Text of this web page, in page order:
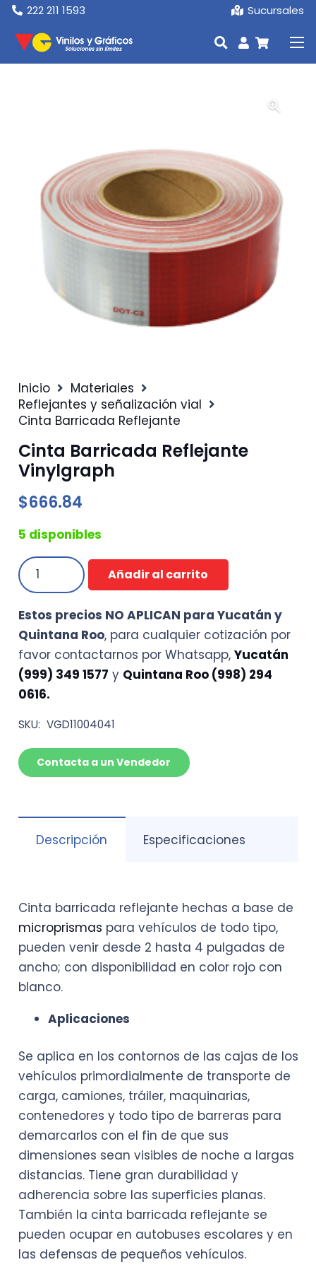
222 211 1593 Sucursales
Inicio
Materiales
Reflejantes y señalización vial
Cinta Barricada Reflejante
Cinta Barricada Reflejante
Vinylgraph
$666.84
5 disponibles
Cinta
Barricada
Vinylgraph
cantidad
Añadir al carrito
Estos precios NO APLICAN para Yucatán y
Quintana Roo, para cualquier cotización por
favor contactarnos por Whatsapp, Yucatán
(999) 349 1577 y Quintana Roo (998) 294
0616.
SKU: VGD11004041
Contacta a un Vendedor
Descripción Especificaciones
Cinta barricada reflejante hechas a base de
microprismas para vehículos de todo tipo,
pueden venir desde 2 hasta 4 pulgadas de
ancho; con disponibilidad en color rojo con
blanco.
Aplicaciones
Se aplica en los contornos de las cajas de los
vehículos primordialmente de transporte de
carga, camiones, tráiler, maquinarias,
contenedores y todo tipo de barreras para
demarcarlos con el fin de que sus
dimensiones sean visibles de noche a largas
distancias. Tiene gran durabilidad y
adherencia sobre las superficies planas.
También la cinta barricada reflejante se
pueden ocupar en autobuses escolares y en
las defensas de pequeños vehículos.